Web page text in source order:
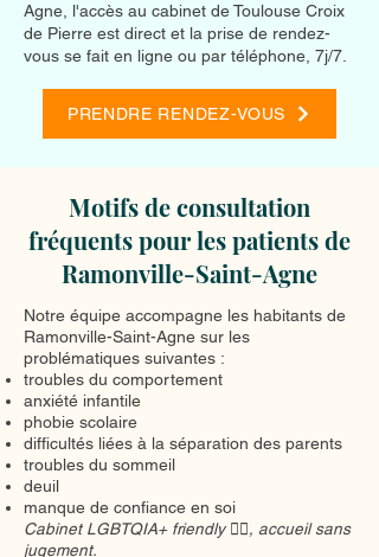
Agne, l'accès au cabinet de Toulouse Croix
de Pierre est direct et la prise de rendez-
vous se fait en ligne ou par téléphone, 7j/7.
PRENDRE RENDEZ-VOUS
Motifs de consultation
fréquents pour les patients de
Ramonville-Saint-Agne
Notre équipe accompagne les habitants de
Ramonville-Saint-Agne sur les
problématiques suivantes :
troubles du comportement
anxiété infantile
phobie scolaire
difficultés liées à la séparation des parents
troubles du sommeil
deuil
manque de confiance en soi
Cabinet LGBTQIA+ friendly 🏳️‍🌈, accueil sans
jugement.